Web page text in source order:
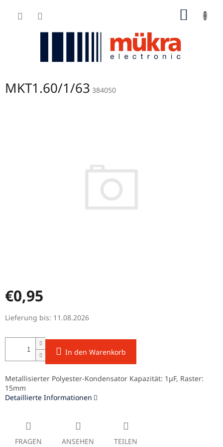
Inhalt
MKT1.60/1/63 384050
€0,95
Verkaufspreis:
Lieferung bis: 11.08.2026
In den Warenkorb
Metallisierter Polyester-Kondensator Kapazität: 1µF, Raster:
15mm
Detaillierte Informationen
FRAGEN ANSEHEN TEILEN